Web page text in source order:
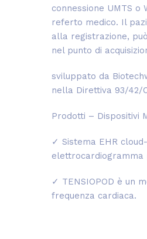
connessione UMTS
referto medico. Il
alla registrazione,
nel punto di
sviluppato da
nella Direttiva 93/42/
Prodotti – Dispositivi
✓ Sistema EHR
✓ TENSIOPOD è un
frequenza cardiaca.